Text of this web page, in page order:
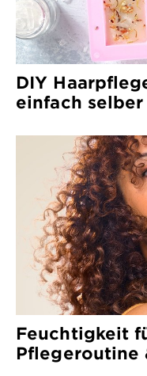
DIY
einfach selber
Feuchtigkeit
Pflegeroutine